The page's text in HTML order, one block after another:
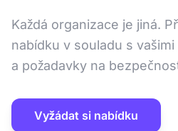
Každá organizace je jiná.
nabídku v souladu s
a požadavky na
Vyžádat si nabídku